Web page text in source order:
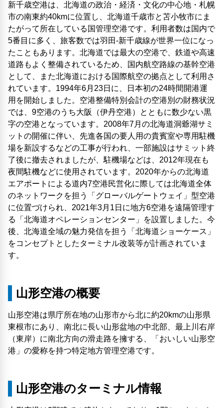
新千歳空港は、北海道の政治・経済・文化の中心地・札幌
市の南東約40kmに位置し、北海道千歳市と苫小牧市にま
たがって所在している国管理空港です。利用者数は国内で
5番目に多く、旅客数では羽田-新千歳線が世界一位になっ
たこともあります。北海道では最大の空港で、鉄道や高速
道路もよく整備されているため、国内航空路線の基幹空港
として、また北海道における国際航空の拠点として利用さ
れています。1994年6月23日に、日本初の24時間開港運
用を開始しました。空港整備特別会計の空港別の財務状況
では、9空港のうち大阪（伊丹空港）とともに数少ない黒
字の空港となっています。2008年7月の北海道洞爺湖サミ
ットの開催に伴い、先進各国の要人用の貴賓室や専用駐機
場を新設するなどの工事が行われ、一部施設はサミット終
了後に撤去されましたが、駐機場などは、2012年現在も
夜間駐機などに使用されています。2020年からの北海道
エアポートによる道内7空港民営化に際しては北海道全体
のネットワークを担う「グローバルゲートウェイ」型空港
に位置づけられ、2021年3月1日に地方6空港を遠隔管理す
る「北海道オペレーションセンター」を設置しました。今
後、北海道全域の魅力発信を担う「北海道ショーケース」
をコンセプトとしたターミナル改装等が計画されていま
す。
山形空港の概要
山形空港は県庁所在地の山形市から北に約20kmの山形県
東根市にあり、南北に長い山形盆地の中北部、最上川右岸
（東岸）に南北方向の滑走路を擁する、「おいしい山形空
港」の愛称を持つ特定地方管理空港です。
山形空港のターミナル情報